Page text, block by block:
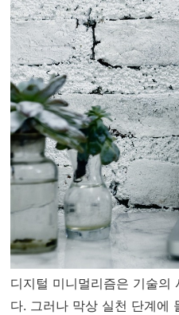
디지털 미니멀리즘은 기술의
다. 그러나 막상 실천 단계에